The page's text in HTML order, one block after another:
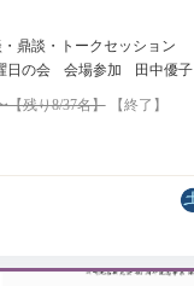
鼎談・トークセッション
日の会
会場参加 田中優子
【残り8/37名】【終了】